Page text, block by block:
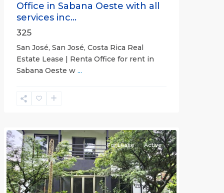
Office in Sabana Oeste with all
services inc...
325
San José, San José, Costa Rica Real
Estate Lease | Renta Office for rent in
Sabana Oeste w ...
Alajuela
Previous Next
For Lease Active